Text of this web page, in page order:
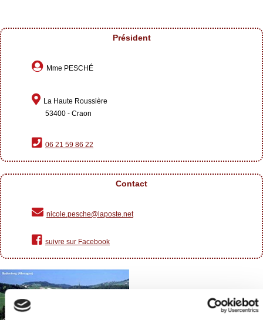
Président
Mme PESCHÉ
La Haute Roussière
53400 - Craon
06 21 59 86 22
Contact
nicole.pesche@laposte.net
suivre sur Facebook